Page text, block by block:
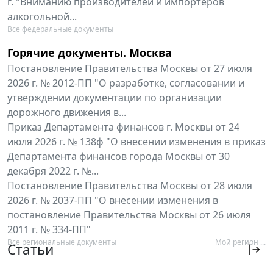
алкогольной...
Все федеральные документы
Горячие документы. Москва
Постановление Правительства Москвы от 27 июля
2026 г. № 2012-ПП "О разработке, согласовании и
утверждении документации по организации
дорожного движения в...
Приказ Департамента финансов г. Москвы от 24
июля 2026 г. № 138ф "О внесении изменения в приказ
Департамента финансов города Москвы от 30
декабря 2022 г. №...
Постановление Правительства Москвы от 28 июля
2026 г. № 2037-ПП "О внесении изменения в
постановление Правительства Москвы от 26 июля
2011 г. № 334-ПП"
Все региональные документы Мой регион ...
Статьи